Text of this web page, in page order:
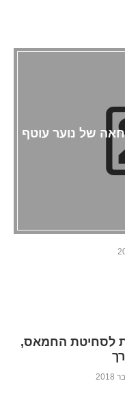
של נוער עוטף
לסחיטת החמאס,